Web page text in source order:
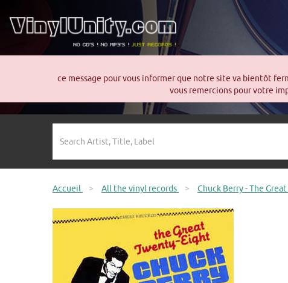
ce message pour vous informer que notre site va bientôt
vous remercions pour votre
Accueil > All the vinyl records > Chuck Berry - The